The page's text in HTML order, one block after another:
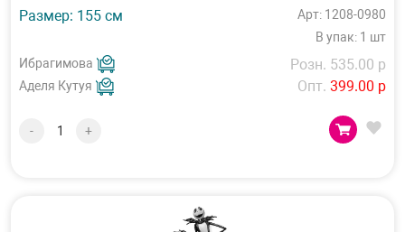
Размер: 155 см
Арт: 1208-0980
В упак: 1 шт
Ибрагимова
Аделя Кутуя
Розн. 535.00 р
Опт. 399.00 р
- +